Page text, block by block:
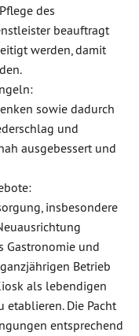
des
beauftragt
werden, damit
sowie dadurch
und
ausgebessert und
insbesondere
Gastronomie und
Betrieb
als lebendigen
etablieren. Die Pacht
entsprechend